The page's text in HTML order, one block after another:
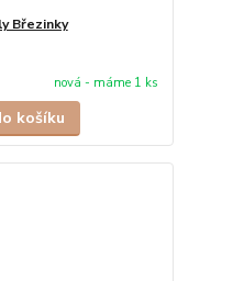
Březinky
nová - máme 1 ks
košíku